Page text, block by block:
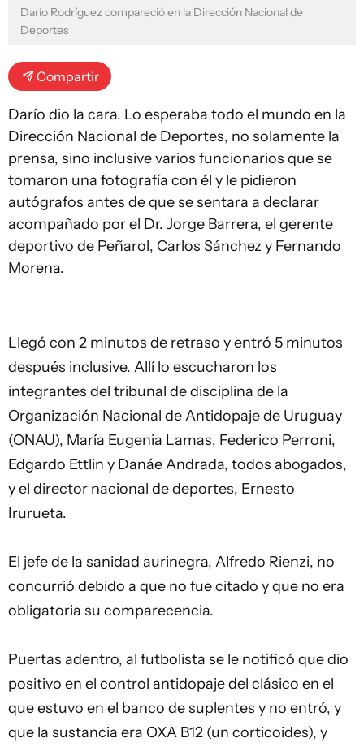
Darío Rodríguez compareció en la Dirección Nacional de
Deportes
Compartir
Darío dio la cara. Lo esperaba todo el mundo en la
Dirección Nacional de Deportes, no solamente la
prensa, sino inclusive varios funcionarios que se
tomaron una fotografía con él y le pidieron
autógrafos antes de que se sentara a declarar
acompañado por el Dr. Jorge Barrera, el gerente
deportivo de Peñarol, Carlos Sánchez y Fernando
Morena.
Llegó con 2 minutos de retraso y entró 5 minutos
después inclusive. Allí lo escucharon los
integrantes del tribunal de disciplina de la
Organización Nacional de Antidopaje de Uruguay
(ONAU), María Eugenia Lamas, Federico Perroni,
Edgardo Ettlin y Danáe Andrada, todos abogados,
y el director nacional de deportes, Ernesto
Irurueta.
El jefe de la sanidad aurinegra, Alfredo Rienzi, no
concurrió debido a que no fue citado y que no era
obligatoria su comparecencia.
Puertas adentro, al futbolista se le notificó que dio
positivo en el control antidopaje del clásico en el
que estuvo en el banco de suplentes y no entró, y
que la sustancia era OXA B12 (un corticoides), y